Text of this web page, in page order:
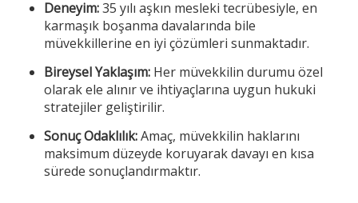
Deneyim:35 yılı aşkın mesleki tecrübesiyle, en
karmaşık boşanma davalarında bile
müvekkillerine en iyi çözümleri sunmaktadır.
Bireysel Yaklaşım: Her müvekkilin durumu özel
olarak ele alınır ve ihtiyaçlarına uygun hukuki
stratejiler geliştirilir.
Sonuç Odaklılık:Amaç, müvekkilin haklarını
maksimum düzeyde koruyarak davayı en kısa
sürede sonuçlandırmaktır.